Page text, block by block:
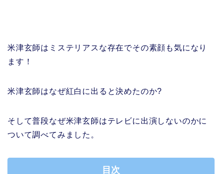
米津玄師はミステリアスな存在でその素顔も気になり
ます！
米津玄師はなぜ紅白に出ると決めたのか?
そして普段なぜ米津玄師はテレビに出演しないのかに
ついて調べてみました。
目次